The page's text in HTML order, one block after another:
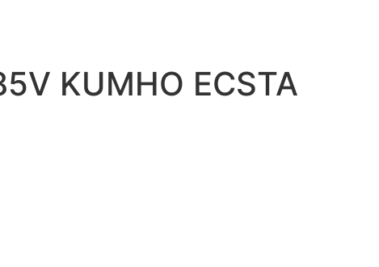
KUMHO ECSTA